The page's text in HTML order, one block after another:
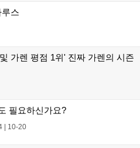
스
가렌 평점 1위' 진짜 가렌의 시즌
필요하신가요?
| 10-20